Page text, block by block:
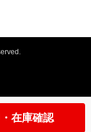
在庫確認